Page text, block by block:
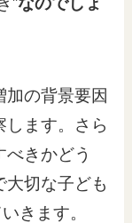
加の背景要因
します。さら
きかどう
大切な子ども
きます。